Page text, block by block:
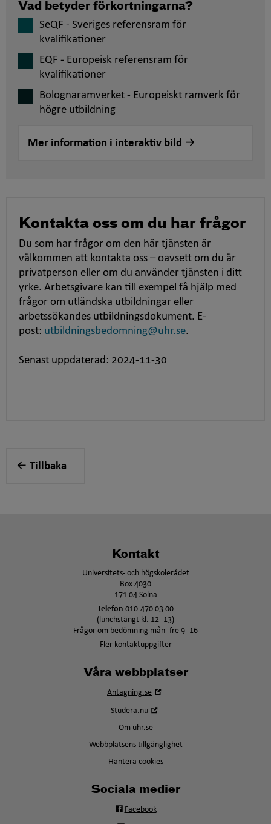
Vad betyder förkortningarna?
SeQF - Sveriges referensram för
kvalifikationer
EQF - Europeisk referensram för
kvalifikationer
Bolognaramverket - Europeiskt ramverk för
högre utbildning
Mer information i interaktiv bild
Kontakta oss om du har frågor
Du som har frågor om den här tjänsten är
välkommen att kontakta oss – oavsett om du är
privatperson eller om du använder tjänsten i ditt
yrke. Arbetsgivare kan till exempel få hjälp med
frågor om utländska utbildningar eller
arbetssökandes utbildningsdokument. E-
post: utbildningsbedomning@uhr.se.
Senast uppdaterad: 2024-11-30
Tillbaka
Kontakt
Universitets- och högskolerådet
Box 4030
171 04 Solna
Telefon 010-470 03 00
(lunchstängt kl. 12–13)
Frågor om bedömning mån–fre 9–16
Fler kontaktuppgifter
Våra webbplatser
Antagning.se
Studera.nu
fönster
Om uhr.se
Webbplatsens tillgänglighet
Hantera cookies
Sociala medier
Facebook